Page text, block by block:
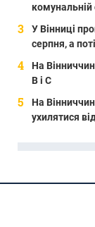
комунальній
У Вінниці
серпня, а
На
В і С
На
ухилятися